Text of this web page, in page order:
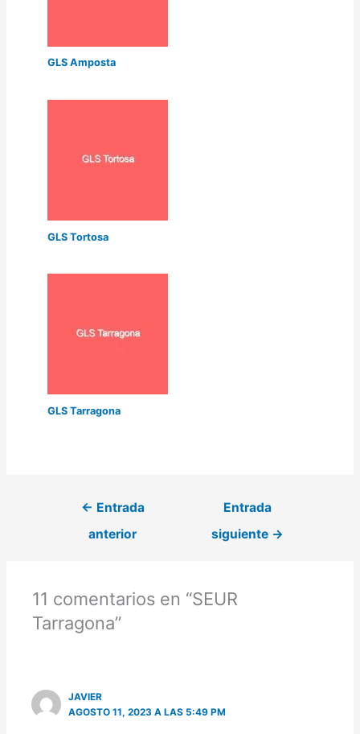
GLS Amposta
GLS Tortosa
GLS Tarragona
← Entrada
anterior
Entrada
siguiente →
11 comentarios en “SEUR
Tarragona”
JAVIER
AGOSTO 11, 2023 A LAS 5:49 PM